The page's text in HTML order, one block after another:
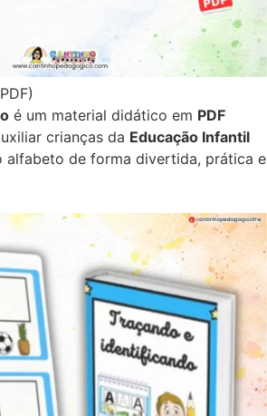
é um material didático em PDF
crianças da Educação Infantil
alfabeto de forma divertida, prática e